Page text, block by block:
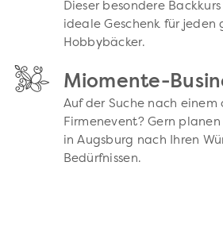
Dieser besondere
ideale Geschenk für jeden
Hobbybäcker.
Miomente-
Auf der Suche nach einem
Firmenevent? Gern
in Augsburg nach Ihren
Bedürfnissen.